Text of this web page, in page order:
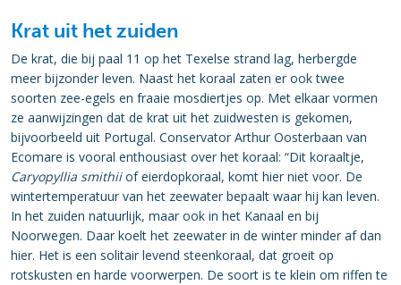
Krat uit het zuiden
De krat, die bij paal 11 op het Texelse strand lag, herbergde
meer bijzonder leven. Naast het koraal zaten er ook twee
soorten zee-egels en fraaie mosdiertjes op. Met elkaar vormen
ze aanwijzingen dat de krat uit het zuidwesten is gekomen,
bijvoorbeeld uit Portugal. Conservator Arthur Oosterbaan van
Ecomare is vooral enthousiast over het koraal: “Dit koraaltje,
Caryopyllia smithiiof eierdopkoraal, komt hier niet voor. De
wintertemperatuur van het zeewater bepaalt waar hij kan leven.
In het zuiden natuurlijk, maar ook in het Kanaal en bij
Noorwegen. Daar koelt het zeewater in de winter minder af dan
hier. Het is een solitair levend steenkoraal, dat groeit op
rotskusten en harde voorwerpen. De soort is te klein om riffen te